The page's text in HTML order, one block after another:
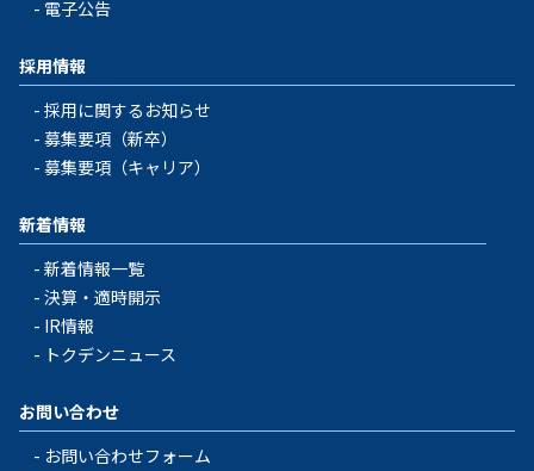
電子公告
採用情報
採用に関するお知らせ
募集要項（新卒）
募集要項（キャリア）
新着情報
新着情報一覧
決算・適時開示
IR情報
トクデンニュース
お問い合わせ
お問い合わせフォーム